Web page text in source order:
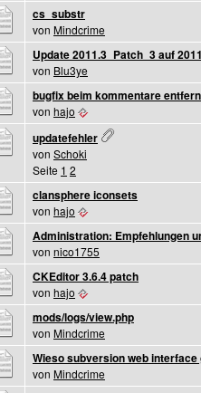
cs_substr
von Mindcrime
Update 2011.3_Patch_3 auf
von Blu3ye
bugfix beim kommentare
von hajo
updatefehler
von Schoki
Seite 1 2
clansphere iconsets
von hajo
Administration: Empfehlungen
von nico1755
CKEditor 3.6.4 patch
von hajo
mods/logs/view.php
von Mindcrime
Wieso subversion web interface
von Mindcrime